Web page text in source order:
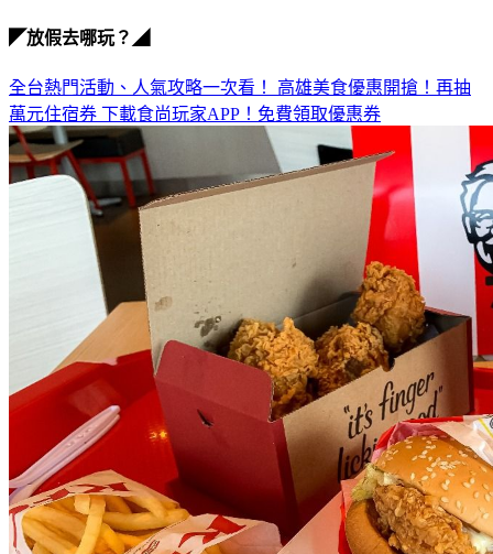
全台熱門活動、人氣攻略一次看！高雄美食優惠開搶！再抽
萬元住宿券下載食尚玩家APP！免費領取優惠券